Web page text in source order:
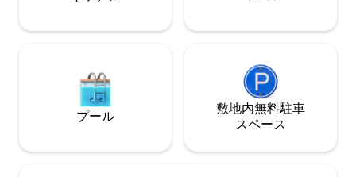
す。 現地にする必要はありません（鍵を
は、いつでも対応しています。 私たちは
あなたに休暇を楽しんでもらいたいと考
えていますが、誰もがやり取り方法で交
流していることを知っています ご不明な
ださい。お困りのことがございました
プール
敷地内無料駐⁠車
ス⁠ペ⁠ー⁠ス